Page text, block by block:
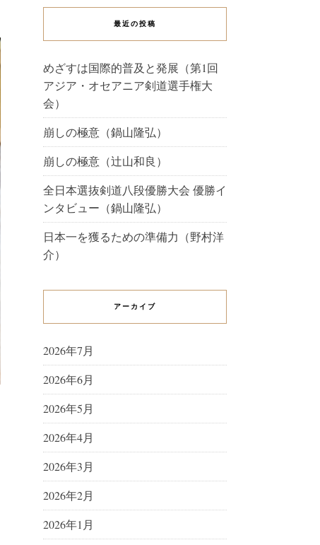
最近の投稿
めざすは国際的普及と発展（第1回
アジア・オセアニア剣道選手権大
会）
崩しの極意（鍋山隆弘）
崩しの極意（辻山和良）
全日本選抜剣道八段優勝大会 優勝イ
ンタビュー（鍋山隆弘）
日本一を獲るための準備力（野村洋
介）
アーカイブ
2026年7月
2026年6月
2026年5月
2026年4月
2026年3月
2026年2月
2026年1月